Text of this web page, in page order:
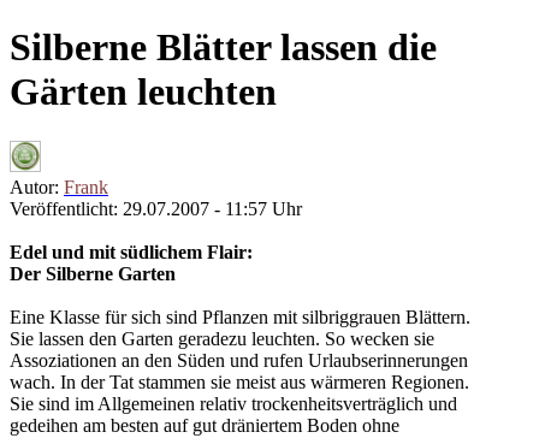
Silberne Blätter lassen die
Gärten leuchten
Autor: Frank
Veröffentlicht: 29.07.2007 - 11:57 Uhr
Edel und mit südlichem Flair:
Der Silberne Garten
Eine Klasse für sich sind Pflanzen mit silbriggrauen Blättern.
Sie lassen den Garten geradezu leuchten. So wecken sie
Assoziationen an den Süden und rufen Urlaubserinnerungen
wach. In der Tat stammen sie meist aus wärmeren Regionen.
Sie sind im Allgemeinen relativ trockenheitsverträglich und
gedeihen am besten auf gut dräniertem Boden ohne